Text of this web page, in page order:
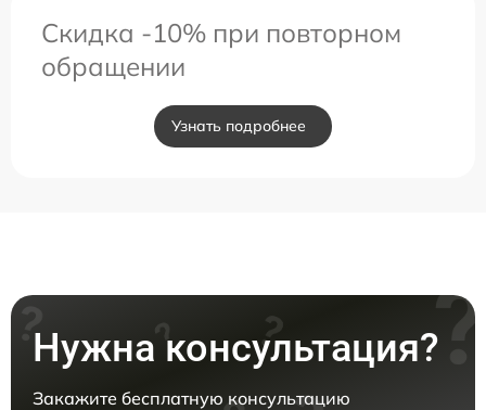
Скидка -10% при повторном
обращении
Узнать подробнее
Нужна консультация?
Закажите бесплатную консультацию